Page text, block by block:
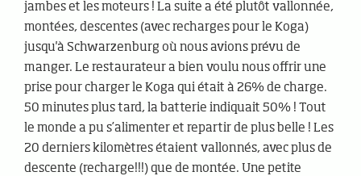
jambes et les moteurs ! La suite a été plutôt vallonnée,
montées, descentes (avec recharges pour le Koga)
jusqu'à Schwarzenburg où nous avions prévu de
manger. Le restaurateur a bien voulu nous offrir une
prise pour charger le Koga qui était à 26% de charge.
50 minutes plus tard, la batterie indiquait 50% ! Tout
le monde a pu s’alimenter et repartir de plus belle ! Les
20 derniers kilomètres étaient vallonnés, avec plus de
descente (recharge!!!) que de montée. Une petite